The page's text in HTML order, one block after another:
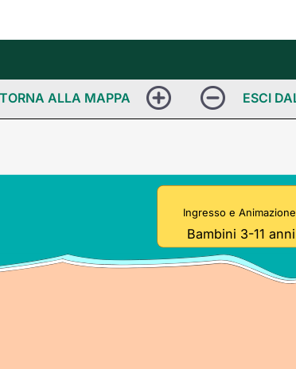
Ingresso e Animazione
Bambini 3-11 anni